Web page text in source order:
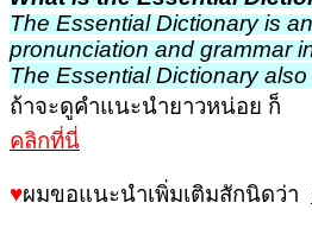
The Essential Dictionary is
pronunciation and grammar
The Essential Dictionary
ถ้าจะดูคำแนะนำยาวหน่อย ก็
คลิกที่นี่
♥ผมขอแนะนำเพิ่มเติมสักนิดว่า